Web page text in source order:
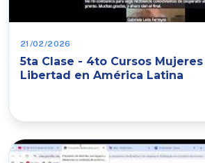
21/02/2026
5ta Clase - 4to Cursos
Libertad en América Latina